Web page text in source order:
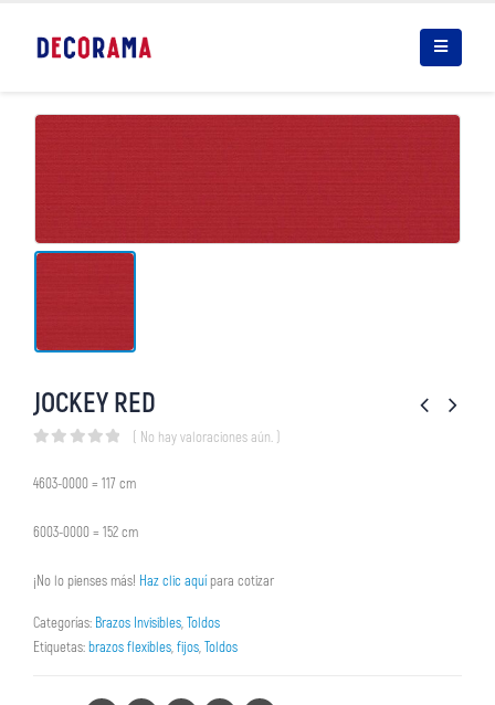
JOCKEY RED
( No hay valoraciones aún. )
4603-0000 = 117 cm
6003-0000 = 152 cm
¡No lo pienses más! Haz clic aquípara cotizar
Categorías: Brazos Invisibles,Toldos
Etiquetas:brazos flexibles,fijos,Toldos